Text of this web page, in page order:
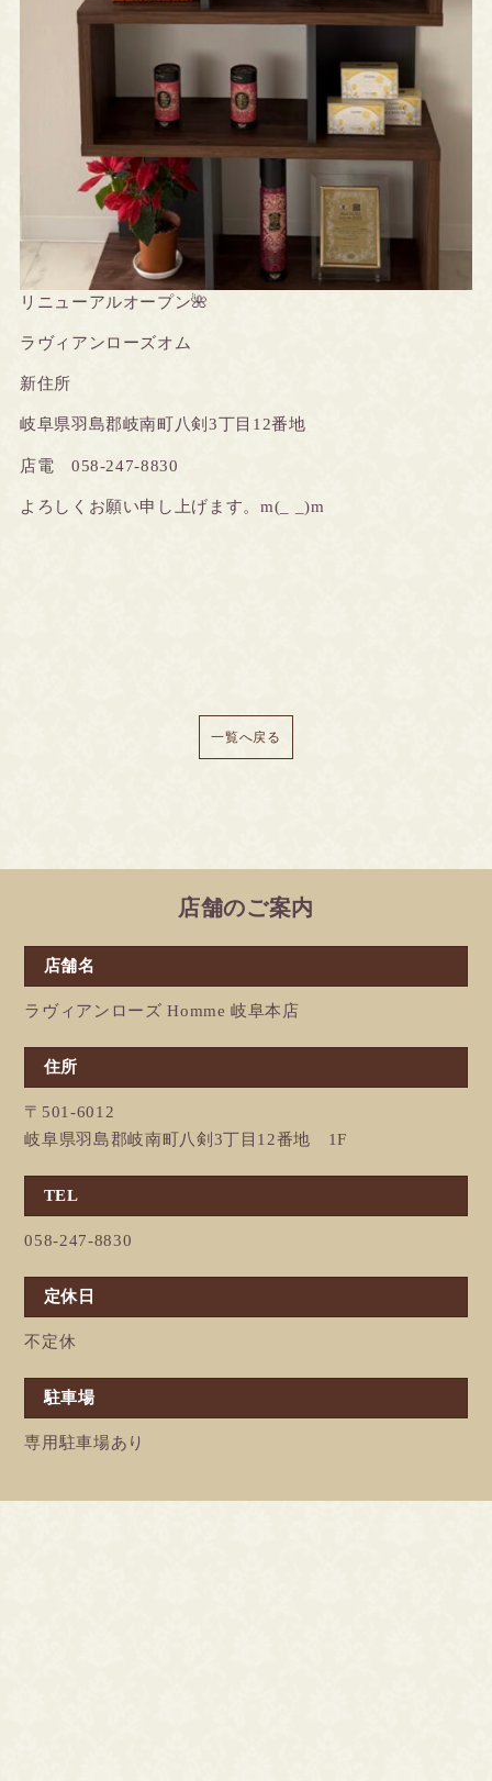
リニューアルオープン🌺
ラヴィアンローズオム
新住所
岐阜県羽島郡岐南町八剣3丁目12番地
店電 058-247-8830
よろしくお願い申し上げます。m(_ _)m
一覧へ戻る
店舗のご案内
店舗名
ラヴィアンローズ Homme 岐阜本店
住所
〒501-6012
岐阜県羽島郡岐南町八剣3丁目12番地 1F
TEL
058-247-8830
定休日
不定休
駐車場
専用駐車場あり